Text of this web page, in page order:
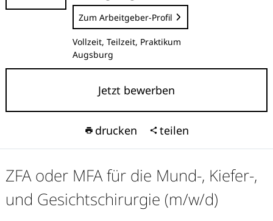
Zum Arbeitgeber-Profil
Vollzeit, Teilzeit, Praktikum
Augsburg
Jetzt bewerben
drucken teilen
ZFA oder MFA für die Mund-, Kiefer-,
und Gesichtschirurgie (m/w/d)